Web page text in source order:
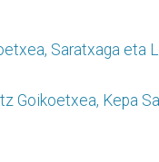
Saratxaga eta
Goikoetxea, Kepa